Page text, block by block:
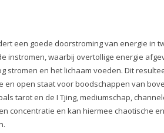
een goede doorstroming van energie in
instromen, waarbij overtollige energie
stromen en het lichaam voeden. Dit
open staat voor boodschappen van
tarot en de I Tjing, mediumschap,
concentratie en kan hiermee chaotische